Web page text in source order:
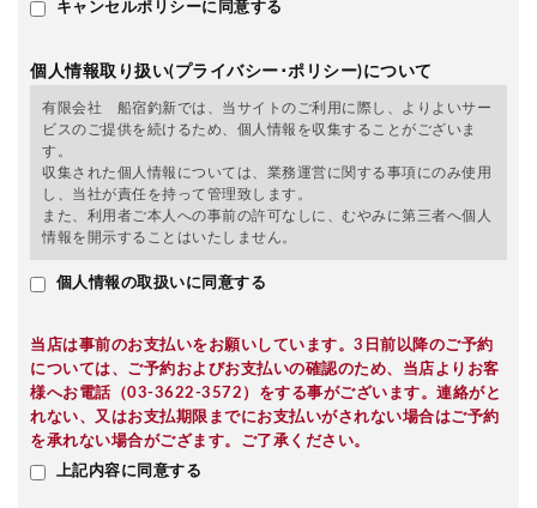
キャンセルポリシーに同意する
個人情報取り扱い(プライバシー･ポリシー)について
有限会社 船宿釣新では、当サイトのご利用に際し、よりよいサー
ビスのご提供を続けるため、個人情報を収集することがございま
す。
収集された個人情報については、業務運営に関する事項にのみ使用
し、当社が責任を持って管理致します。
また、利用者ご本人への事前の許可なしに、むやみに第三者へ個人
情報を開示することはいたしません。
個人情報の取扱いに同意する
当店は事前のお支払いをお願いしています。3日前以降のご予約
については、ご予約およびお支払いの確認のため、当店よりお客
様へお電話（03-3622-3572）をする事がございます。連絡がと
れない、又はお支払期限までにお支払いがされない場合はご予約
を承れない場合がござます。ご了承ください。
上記内容に同意する